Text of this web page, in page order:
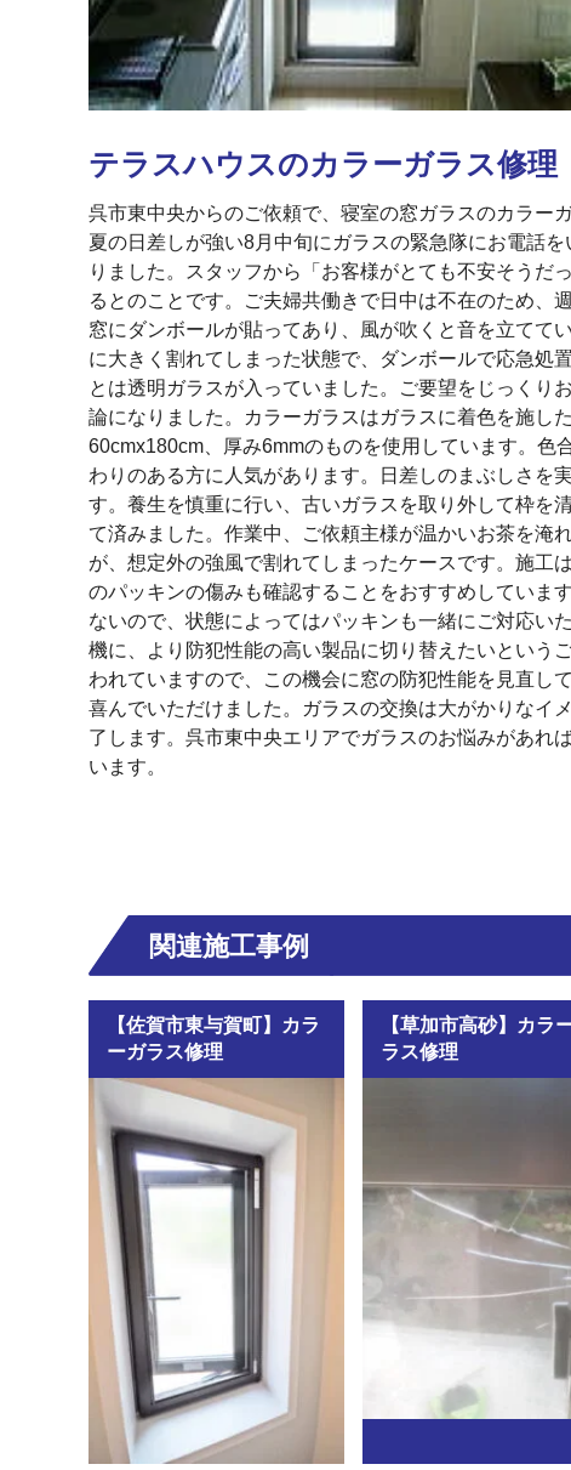
テラスハウスのカラーガラス修理
呉市東中央からのご依頼で、寝室の窓ガラスのカラー
夏の日差しが強い8月中旬にガラスの緊急隊にお電話
りました。スタッフから「お客様がとても不安そうだ
るとのことです。ご夫婦共働きで日中は不在のため、
窓にダンボールが貼ってあり、風が吹くと音を立てて
に大きく割れてしまった状態で、ダンボールで応急処
とは透明ガラスが入っていました。ご要望をじっくり
論になりました。カラーガラスはガラスに着色を施し
60cmx180cm、厚み6mmのものを使用しています。
わりのある方に人気があります。日差しのまぶしさを
す。養生を慎重に行い、古いガラスを取り外して枠を
て済みました。作業中、ご依頼主様が温かいお茶を淹
が、想定外の強風で割れてしまったケースです。施工
のパッキンの傷みも確認することをおすすめしていま
ないので、状態によってはパッキンも一緒にご対応い
機に、より防犯性能の高い製品に切り替えたいという
われていますので、この機会に窓の防犯性能を見直し
喜んでいただけました。ガラスの交換は大がかりなイ
了します。呉市東中央エリアでガラスのお悩みがあれ
います。
関連施工事例
【佐賀市東与賀町】カラ
ーガラス修理
【草加市高砂】カラ
ラス修理